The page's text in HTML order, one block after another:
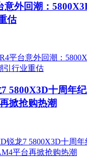
意外回潮：
估
5800X3D十周年
掀抢购热潮